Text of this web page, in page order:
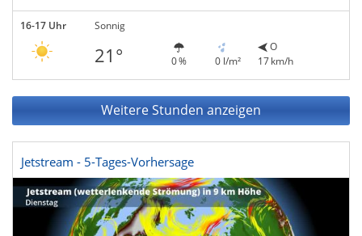
16-17 Uhr Sonnig
21° 0 % 0 l/m²
O
17 km/h
Weitere Stunden anzeigen
Jetstream - 5-Tages-Vorhersage